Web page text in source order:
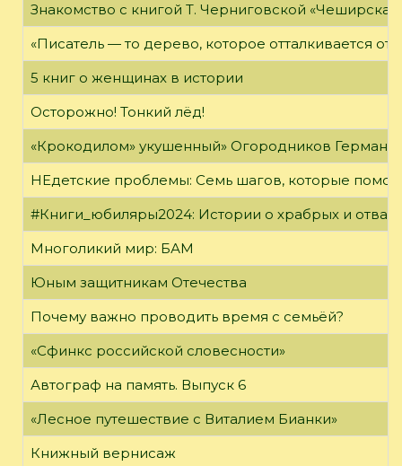
Знакомство с книгой Т. Черниговской
«Писатель — то дерево, которое отталкивается от
5 книг о женщинах в истории
Осторожно! Тонкий лёд!
«Крокодилом» укушенный» Огородников Герман
НЕдетские проблемы: Семь шагов, которые
#Книги_юбиляры2024: Истории о храбрых и
Многоликий мир: БАМ
Юным защитникам Отечества
Почему важно проводить время с семьёй?
«Сфинкс российской словесности»
Автограф на память. Выпуск 6
«Лесное путешествие с Виталием Бианки»
Книжный вернисаж